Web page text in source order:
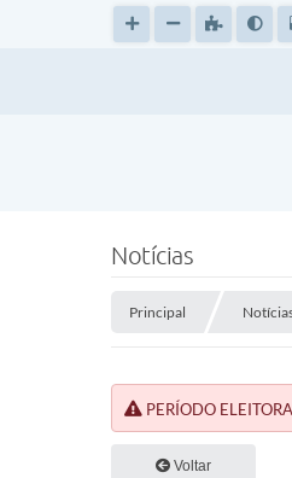
Notícias
Principal
PERÍODO
Voltar